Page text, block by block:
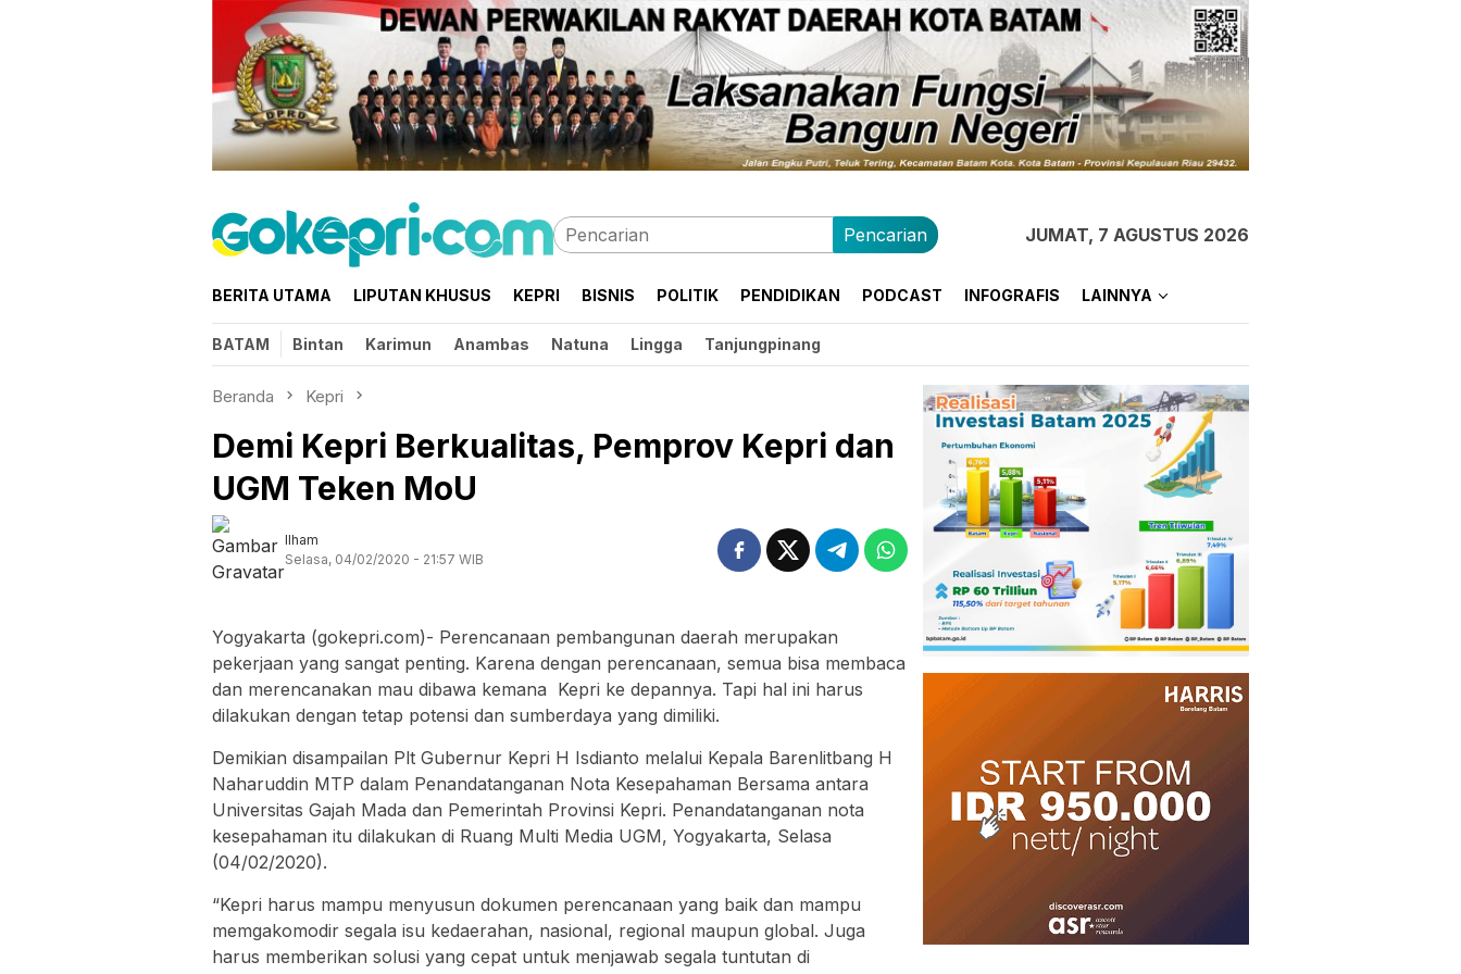
Pencarian JUMAT, 7 AGUSTUS 2026
BERITA UTAMA LIPUTAN KHUSUS KEPRI BISNIS POLITIK PENDIDIKAN PODCAST INFOGRAFIS LAINNYA
BATAM Bintan Karimun Anambas Natuna Lingga Tanjungpinang
Beranda Kepri
Demi Kepri Berkualitas, Pemprov Kepri dan
UGM Teken MoU
Ilham
Selasa, 04/02/2020 - 21:57 WIB
Yogyakarta (gokepri.com)- Perencanaan pembangunan daerah merupakan
pekerjaan yang sangat penting. Karena dengan perencanaan, semua bisa membaca
dan merencanakan mau dibawa kemana Kepri ke depannya. Tapi hal ini harus
dilakukan dengan tetap potensi dan sumberdaya yang dimiliki.
Demikian disampailan Plt Gubernur Kepri H Isdianto melalui Kepala Barenlitbang H
Naharuddin MTP dalam Penandatanganan Nota Kesepahaman Bersama antara
Universitas Gajah Mada dan Pemerintah Provinsi Kepri. Penandatanganan nota
kesepahaman itu dilakukan di Ruang Multi Media UGM, Yogyakarta, Selasa
(04/02/2020).
“Kepri harus mampu menyusun dokumen perencanaan yang baik dan mampu
memgakomodir segala isu kedaerahan, nasional, regional maupun global. Juga
harus memberikan solusi yang cepat untuk menjawab segala tuntutan di